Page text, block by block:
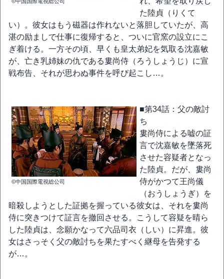
た陸貞（りくて
い）。彼女はもう磁器は作れないと落胆していたが、高
湛の励ましで仕事に復帰すると、ついに官窯の設立にこ
ぎ着ける。一方その頃、早くも皇太弟妃を気取る沈嘉敏
が、亡き乳姉妹の仇である婁尚侍（ろうしょうじ）に宣
戦布告、それが思わぬ事件を呼び起こし…。
©中国国際電視総公司
■第34話：父の敵討
ち
婁尚侍による嘘の証
言で沈嘉敏を墜落死
させた容疑者となっ
た陸貞。だが、婁尚
侍がかつて王尚儀
（おうしょうぎ）を
暗殺しようとした証拠を握っている彼女は、それを婁尚
侍に突きつけて証言を撤回させる。こうして容疑を晴ら
した陸貞は、念願かなって六品司衣（しい）に昇進。彼
女はさっそく父の敵討ちを果たすべく継母を告発する
が…。